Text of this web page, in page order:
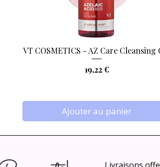
Aperçu rapide
VT COSMETICS - AZ Care Cleansing
Prix
19,22 €
Ajouter au panier